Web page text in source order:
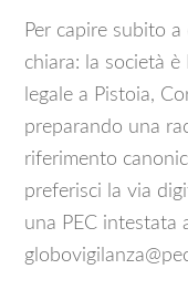
Per capire subito
chiara: la società è
legale a Pistoia,
preparando una
riferimento
preferisci la via
una PEC intestata